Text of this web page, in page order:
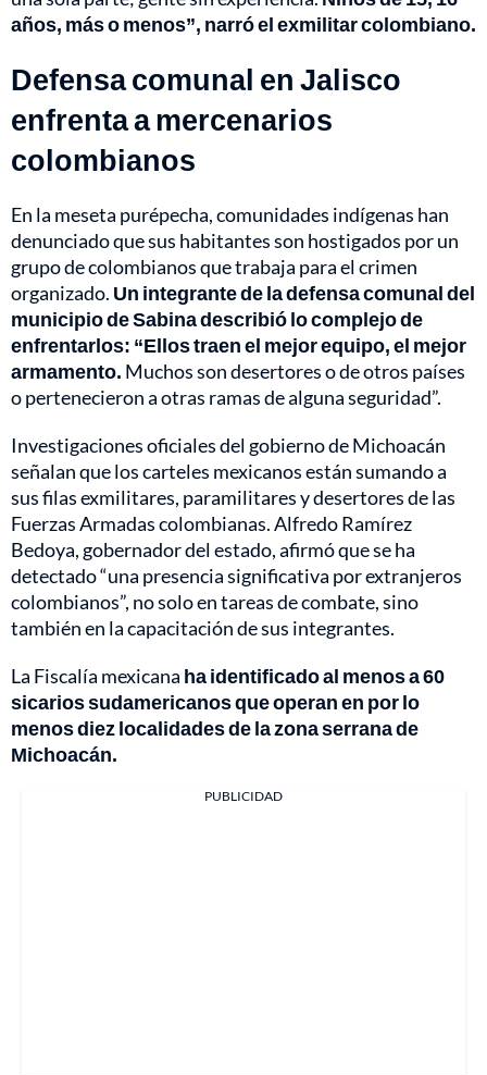
años, más o menos”, narró el exmilitar colombiano.
Defensa comunal en Jalisco
enfrenta a mercenarios
colombianos
En la meseta purépecha, comunidades indígenas han
denunciado que sus habitantes son hostigados por un
grupo de colombianos que trabaja para el crimen
organizado. Un integrante de la defensa comunal del
municipio de Sabina describió lo complejo de
enfrentarlos: “Ellos traen el mejor equipo, el mejor
armamento. Muchos son desertores o de otros países
o pertenecieron a otras ramas de alguna seguridad”.
Investigaciones oficiales del gobierno de Michoacán
señalan que los carteles mexicanos están sumando a
sus filas exmilitares, paramilitares y desertores de las
Fuerzas Armadas colombianas. Alfredo Ramírez
Bedoya, gobernador del estado, afirmó que se ha
detectado “una presencia significativa por extranjeros
colombianos”, no solo en tareas de combate, sino
también en la capacitación de sus integrantes.
La Fiscalía mexicana ha identificado al menos a 60
sicarios sudamericanos que operan en por lo
menos diez localidades de la zona serrana de
Michoacán.
PUBLICIDAD